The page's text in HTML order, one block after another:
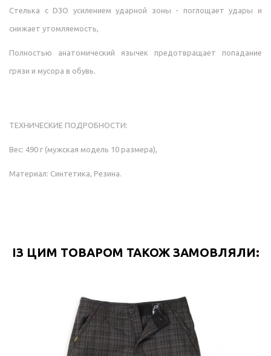
Стелька с D3O усилением ударной зоны - поглощает удары и
снижает утомляемость,
Полностью анатомический язычек предотвращает попадание
грязи и мусора в обувь.
ТЕХНИЧЕСКИЕ ПОДРОБНОСТИ:
Вес: 490 г (мужская модель 10 размера),
Материал: Синтетика, Резина.
ІЗ ЦИМ ТОВАРОМ ТАКОЖ ЗАМОВЛЯЛИ: